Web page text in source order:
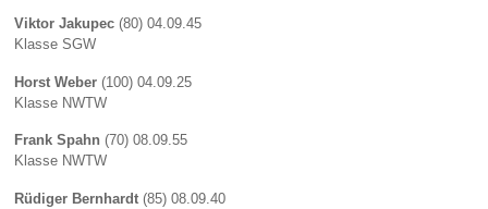
Viktor Jakupec (80) 04.09.45
Klasse SGW
Horst Weber (100) 04.09.25
Klasse NWTW
Frank Spahn (70) 08.09.55
Klasse NWTW
Rüdiger Bernhardt (85) 08.09.40